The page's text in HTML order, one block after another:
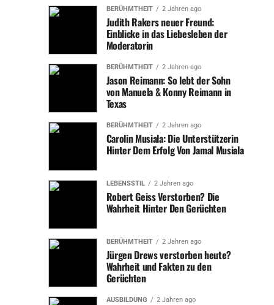
Straßen von Berlin“ und „Kommissar Rex“, und
etablierte sich als einer der gefragtesten
Charakterdarsteller des Landes.
Wichtige Film- und Fernsehrollen
Während seiner langen Karriere hat Heinz Hönig in
vielen hochkarätigen Produktionen mitgewirkt, was ihm
nicht nur Ruhm, sondern auch beachtliche finanzielle
Erträge eingebracht hat. Vor allem seine Rollen in
Fernsehserien und Kinofilmen, die eine breite
Zuschauerbasis erreichten, trugen maßgeblich zu seinem
Vermögen bei.
Neben seiner Arbeit im Fernsehen war Heinz Hönig auch
in der Filmindustrie erfolgreich. Er spielte in
verschiedenen deutschen und internationalen
Produktionen mit, was sein Talent als vielseitiger
Schauspieler unter Beweis stellte. Durch diese langjährige
und erfolgreiche Karriere hat sichheinz hönig
vermögenein beachtliches Vermögen aufgebaut.
BERÜHMTHEIT 2 Jahren ago
Judith Rakers neuer Freund:
Einblicke in das Liebesleben der
Moderatorin
BERÜHMTHEIT 2 Jahren ago
Jason Reimann: So lebt der Sohn
von Manuela & Konny Reimann in
Texas
BERÜHMTHEIT 2 Jahren ago
Carolin Musiala: Die Unterstützerin
Hinter Dem Erfolg Von Jamal Musiala
LEBENSSTIL 2 Jahren ago
Robert Geiss Verstorben? Die
Wahrheit Hinter Den Gerüchten
BERÜHMTHEIT 2 Jahren ago
Jürgen Drews verstorben heute?
Wahrheit und Fakten zu den
Gerüchten
AUSBILDUNG 2 Jahren ago